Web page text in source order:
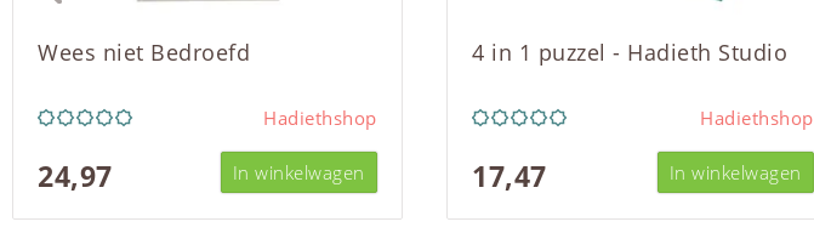
Wees niet Bedroefd
Hadiethshop
24,97 In winkelwagen
4 in 1 puzzel - Hadieth Studio
Hadiethshop
17,47 In winkelwagen